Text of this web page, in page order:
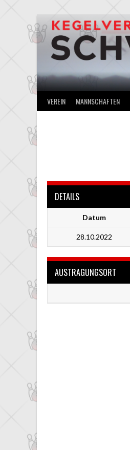
VEREIN MANNSCHAFTEN
DETAILS
Datum
28.10.2022
AUSTRAGUNGSORT